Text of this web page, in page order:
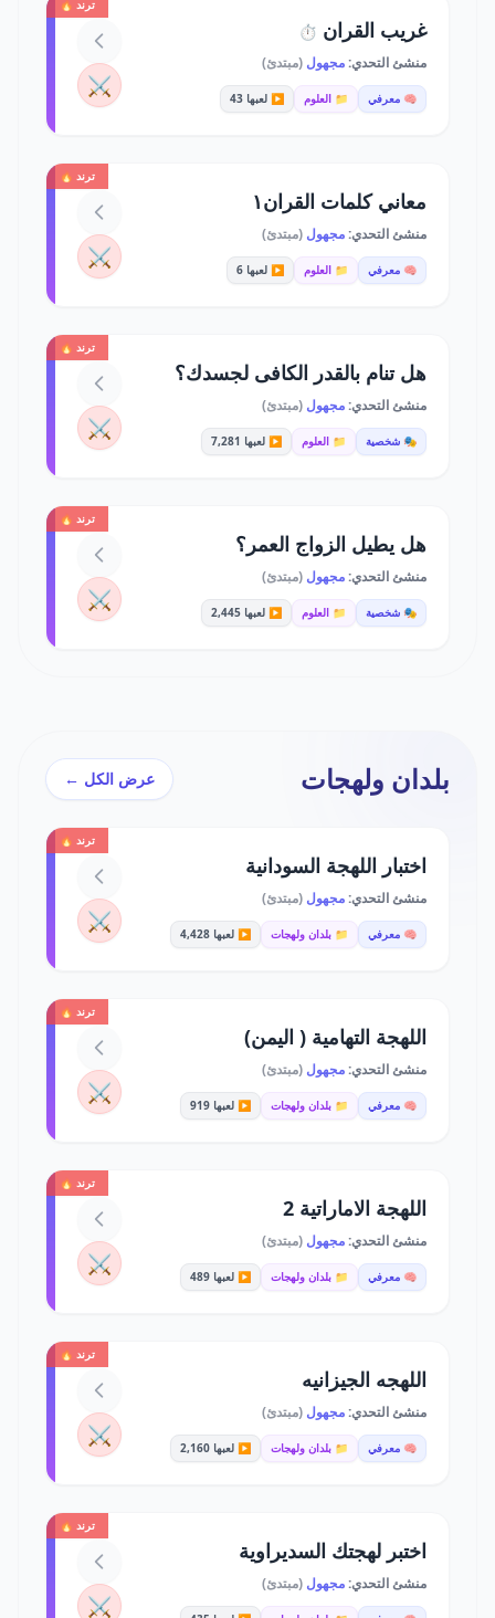
ترند 🔥
غريب القران ⏱️
منشئ التحدي:مجهول (مبتدئ)
🧠 معرفي 📁 العلوم ▶️ لعبها 43 ⚔️
ترند 🔥
معاني كلمات القران١
منشئ التحدي:مجهول (مبتدئ)
🧠 معرفي 📁 العلوم ▶️ لعبها 6 ⚔️
ترند 🔥
هل تنام بالقدر الكافى لجسدك؟
منشئ التحدي:مجهول (مبتدئ)
🎭 شخصية 📁 العلوم ▶️ لعبها 7,281 ⚔️
ترند 🔥
هل يطيل الزواج العمر؟
منشئ التحدي:مجهول (مبتدئ)
🎭 شخصية 📁 العلوم ▶️ لعبها 2,445 ⚔️
بلدان ولهجات عرض الكل ←
ترند 🔥
اختبار اللهجة السودانية
منشئ التحدي:مجهول (مبتدئ)
🧠 معرفي 📁 بلدان ولهجات ▶️ لعبها 4,428 ⚔️
ترند 🔥
اللهجة التهامية ( اليمن)
منشئ التحدي:مجهول (مبتدئ)
🧠 معرفي 📁 بلدان ولهجات ▶️ لعبها 919 ⚔️
ترند 🔥
اللهجة الاماراتية 2
منشئ التحدي:مجهول (مبتدئ)
🧠 معرفي 📁 بلدان ولهجات ▶️ لعبها 489 ⚔️
ترند 🔥
اللهجه الجيزانيه
منشئ التحدي:مجهول (مبتدئ)
🧠 معرفي 📁 بلدان ولهجات ▶️ لعبها 2,160 ⚔️
ترند 🔥
اختبر لهجتك السديراوية
منشئ التحدي:مجهول (مبتدئ)
⚔️